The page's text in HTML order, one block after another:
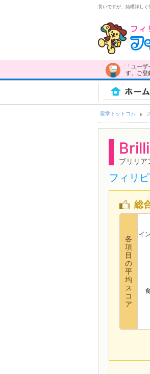
長いですが、結構詳し
「ユー
す。ご登
ホーム
留学ドットコム
ブリリア
フィリ
総
各
項
目
の
平
均
ス
コ
ア
イ